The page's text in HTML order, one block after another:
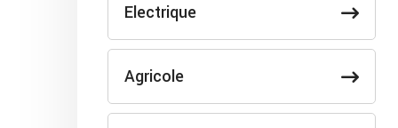
Electrique
Agricole